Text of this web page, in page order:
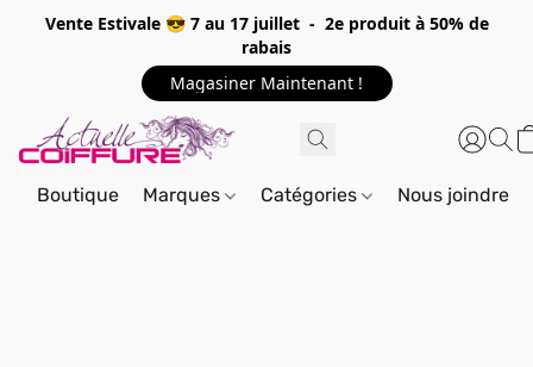
Vente Estivale 😎 7 au 17 juillet - 2e produit à 50% de
rabais
Magasiner Maintenant !
Boutique Marques Catégories Nous joindre